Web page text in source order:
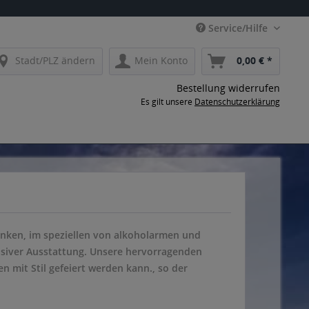
Service/Hilfe
Stadt/PLZ ändern Mein Konto 0,00 € *
Bestellung widerrufen
Es gilt unsere Datenschutzerklärung
im speziellen von alkoholarmen und
Ausstattung. Unsere hervorragenden
mit Stil gefeiert werden kann., so der